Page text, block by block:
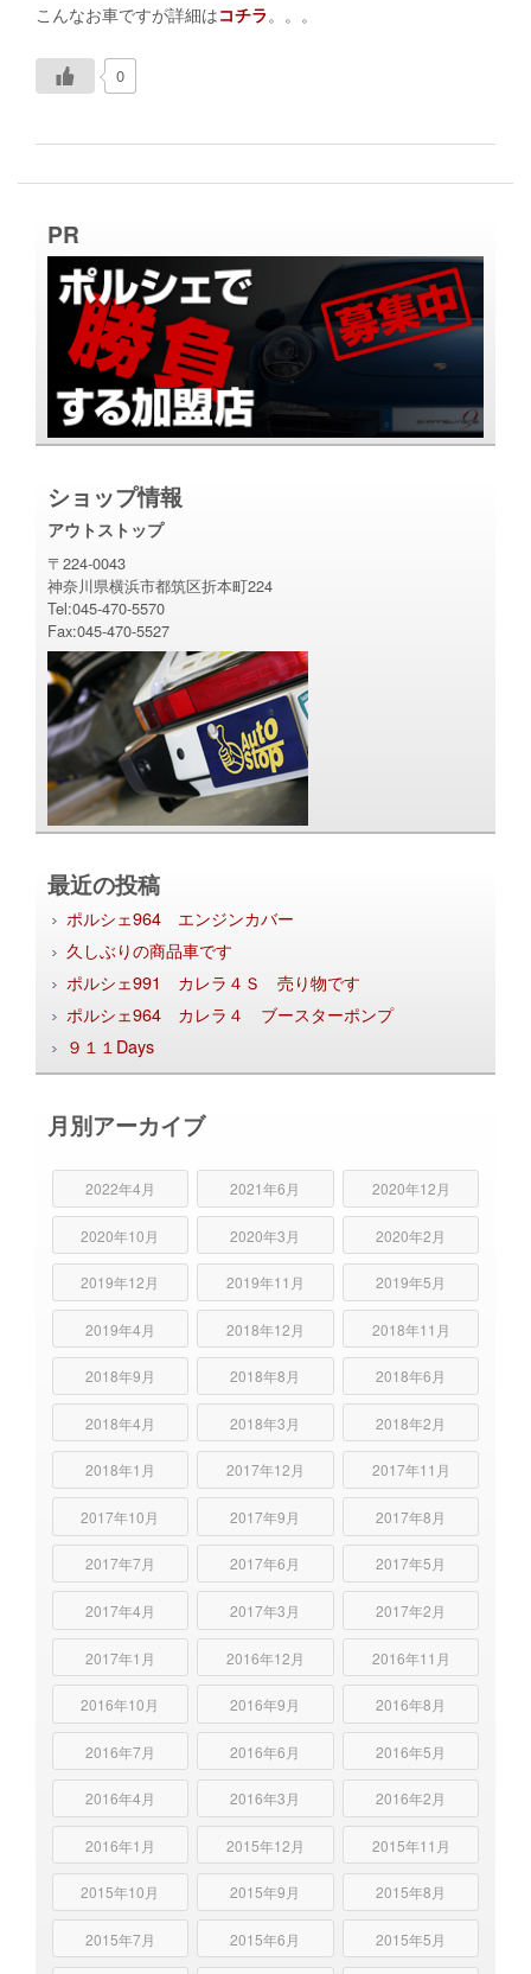
こんなお車ですが詳細はコチラ。。。
h
:
0
PR
ショップ情報
アウトストップ
〒224-0043
神奈川県横浜市都筑区折本町224
Tel:045-470-5570
Fax:045-470-5527
最近の投稿
ポルシェ964 エンジンカバー
久しぶりの商品車です
ポルシェ991 カレラ４Ｓ 売り物です
ポルシェ964 カレラ４ ブースターポンプ
９１１Days
月別アーカイブ
2022年4月 2021年6月 2020年12月
2020年10月 2020年3月 2020年2月
2019年12月 2019年11月 2019年5月
2019年4月 2018年12月 2018年11月
2018年9月 2018年8月 2018年6月
2018年4月 2018年3月 2018年2月
2018年1月 2017年12月 2017年11月
2017年10月 2017年9月 2017年8月
2017年7月 2017年6月 2017年5月
2017年4月 2017年3月 2017年2月
2017年1月 2016年12月 2016年11月
2016年10月 2016年9月 2016年8月
2016年7月 2016年6月 2016年5月
2016年4月 2016年3月 2016年2月
2016年1月 2015年12月 2015年11月
2015年10月 2015年9月 2015年8月
2015年7月 2015年6月 2015年5月